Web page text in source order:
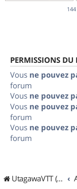
PERMISSIONS DU
Vous ne pouvez
forum
Vous ne pouvez
Vous ne pouvez
forum
Vous ne pouvez
forum
UtagawaVTT (Randos VTT et VTTAE avec traces GPS)